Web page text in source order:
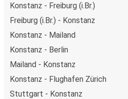
Konstanz - Freiburg (i.Br.)
Freiburg (i.Br.) - Konstanz
Konstanz - Mailand
Konstanz - Berlin
Mailand - Konstanz
Konstanz - Flughafen Zürich
Stuttgart - Konstanz